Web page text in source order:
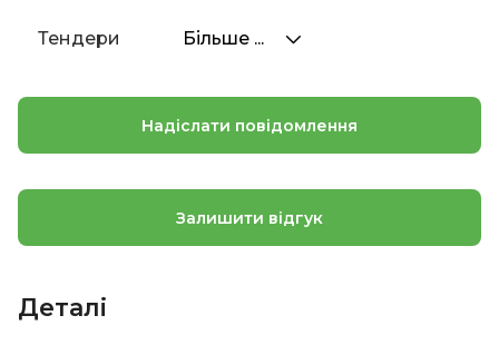
Тендери Більше ...
Надіслати повідомлення
Залишити відгук
Деталі